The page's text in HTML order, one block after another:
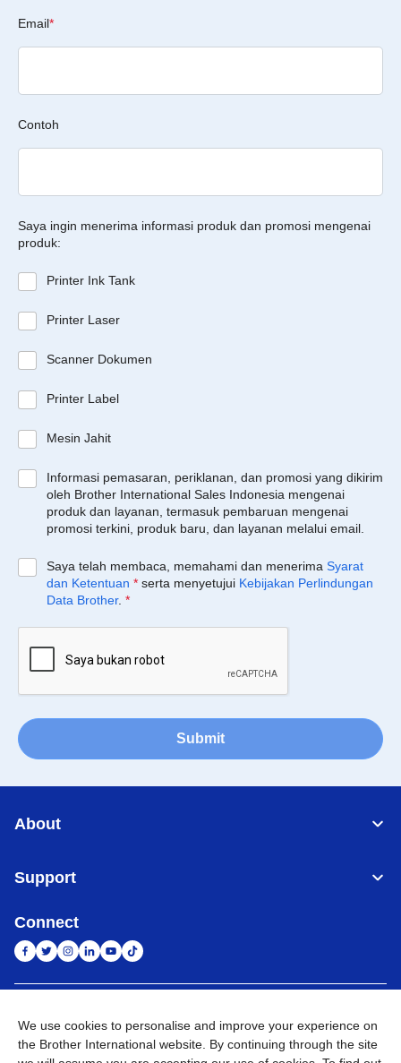
Email*
Contoh
Saya ingin menerima informasi produk dan promosi mengenai
produk:
Printer Ink Tank
Printer Laser
Scanner Dokumen
Printer Label
Mesin Jahit
Informasi pemasaran, periklanan, dan promosi yang dikirim
oleh Brother International Sales Indonesia mengenai
produk dan layanan, termasuk pembaruan mengenai
promosi terkini, produk baru, dan layanan melalui email.
Saya telah membaca, memahami dan menerima Syarat
dan Ketentuan * serta menyetujui Kebijakan Perlindungan
Data Brother. *
Submit
About
Support
Connect
Privacy Policy Ketentuan Penggunaan Kunjungi Situs Global
We use cookies to personalise and improve your experience on
the Brother International website. By continuing through the site